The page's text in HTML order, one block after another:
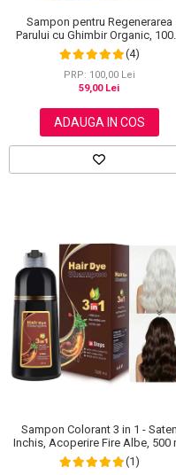
Sampon pentru Regenerarea
Parului cu Ghimbir Organic, 100%
Natural, 60 g(4)
PRP: 100,00 Lei
59,00 Lei
ADAUGA IN COS
Sampon Colorant 3 in 1 - Saten
Inchis, Acoperire Fire Albe, 500
(1)